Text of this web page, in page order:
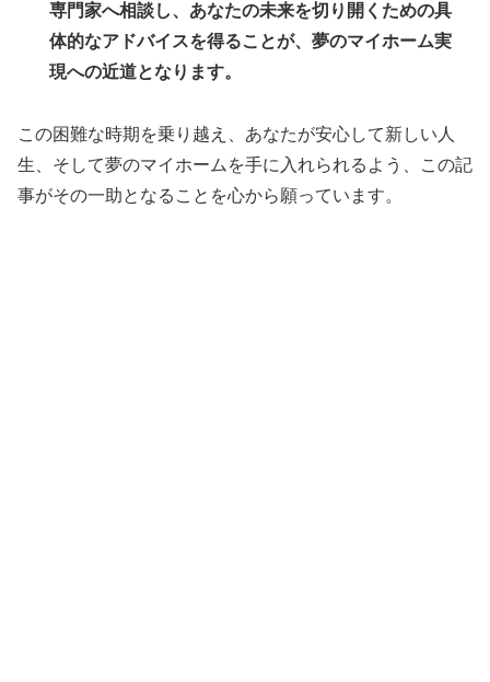
専門家へ相談し、あなたの未来を切り開くための具
体的なアドバイスを得ることが、夢のマイホーム実
現への近道となります。
この困難な時期を乗り越え、あなたが安心して新しい人
生、そして夢のマイホームを手に入れられるよう、この記
事がその一助となることを心から願っています。